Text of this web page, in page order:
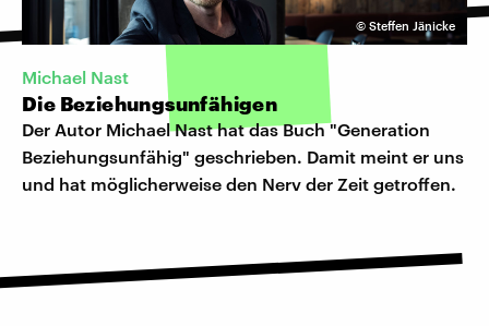
© Steffen Jänicke
Michael Nast
Die Beziehungsunfähigen
Der Autor Michael Nast hat das Buch "Generation
Beziehungsunfähig" geschrieben. Damit meint er uns
und hat möglicherweise den Nerv der Zeit getroffen.